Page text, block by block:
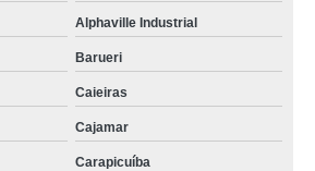
Alphaville Industrial
Barueri
Caieiras
Cajamar
Carapicuíba